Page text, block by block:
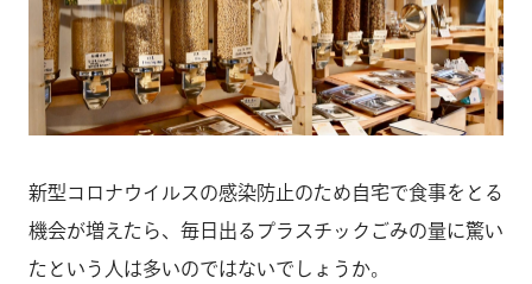
新型コロナウイルスの感染防止のため自宅で食事をとる
機会が増えたら、毎日出るプラスチックごみの量に驚い
たという人は多いのではないでしょうか。